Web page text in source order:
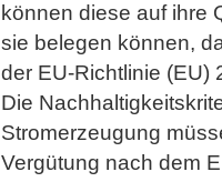
können diese auf ihre
sie belegen können,
der EU-Richtlinie (EU)
Die
Stromerzeugung
Vergütung nach dem